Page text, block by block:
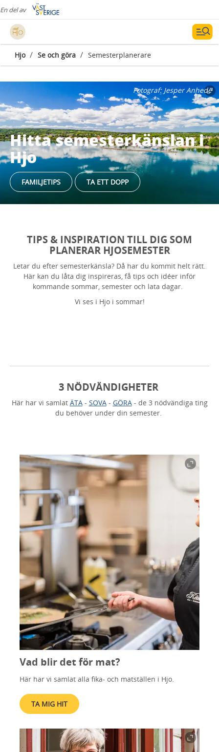
En del av
Hjo / Se och göra / Semesterplanerare
Hitta semesterkänslan i
Hjo
FAMILJETIPS TA ETT DOPP
Fotograf: Jesper Anhede
TIPS & INSPIRATION TILL DIG SOM
PLANERAR HJOSEMESTER
Letar du efter semesterkänsla? Då har du kommit helt rätt.
Här kan du låta dig inspireras, få tips och idéer inför
kommande sommar, semester och lata dagar.
Vi ses i Hjo i sommar!
3 NÖDVÄNDIGHETER
Här har vi samlat ÄTA- SOVA- GÖRA- de 3 nödvändiga ting
du behöver under din semester.
Vad blir det för mat?
Här har vi samlat alla fika- och matställen i Hjo.
TA MIG HIT